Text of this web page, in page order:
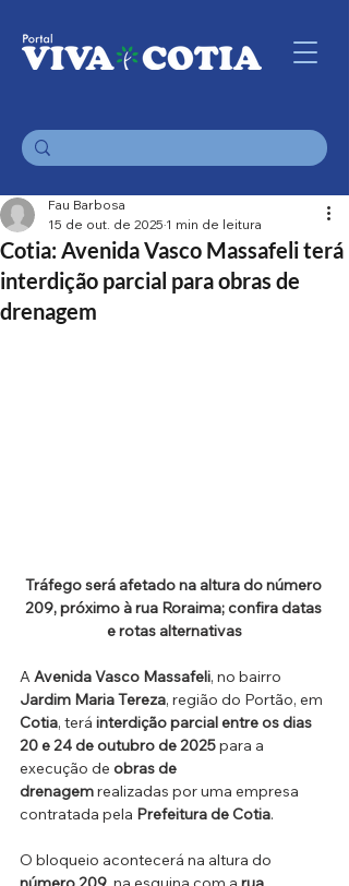
Cotia: Avenida Vasco Massafeli terá
interdição parcial para obras de
drenagem
Fau Barbosa
15 de out. de 2025 1 min de leitura
Tráfego será afetado na altura do número
209, próximo à rua Roraima; confira datas
e rotas alternativas
A Avenida Vasco Massafeli, no bairro
Jardim Maria Tereza, região do Portão, em
Cotia, terá interdição parcial entre os dias
20 e 24 de outubro de 2025 para a
execução de obras de
drenagem realizadas por uma empresa
contratada pela Prefeitura de Cotia.
O bloqueio acontecerá na altura do